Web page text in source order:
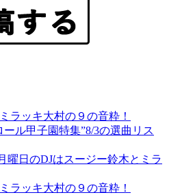
ラッキ大村の９の音粋！
ール甲子園特集”8/3の選曲リス
曜日のDJはスージー鈴木とミラ
ラッキ大村の９の音粋！